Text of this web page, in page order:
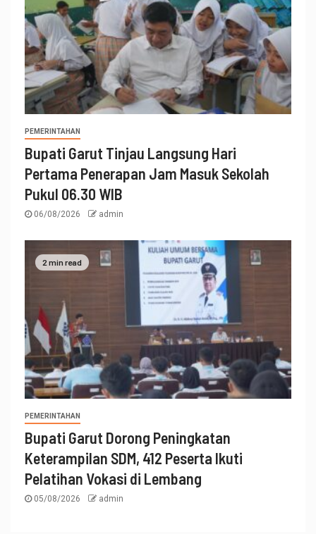
PEMERINTAHAN
Bupati Garut Tinjau Langsung Hari
Pertama Penerapan Jam Masuk Sekolah
Pukul 06.30 WIB
06/08/2026 admin
2 min read
PEMERINTAHAN
Bupati Garut Dorong Peningkatan
Keterampilan SDM, 412 Peserta Ikuti
Pelatihan Vokasi di Lembang
05/08/2026 admin